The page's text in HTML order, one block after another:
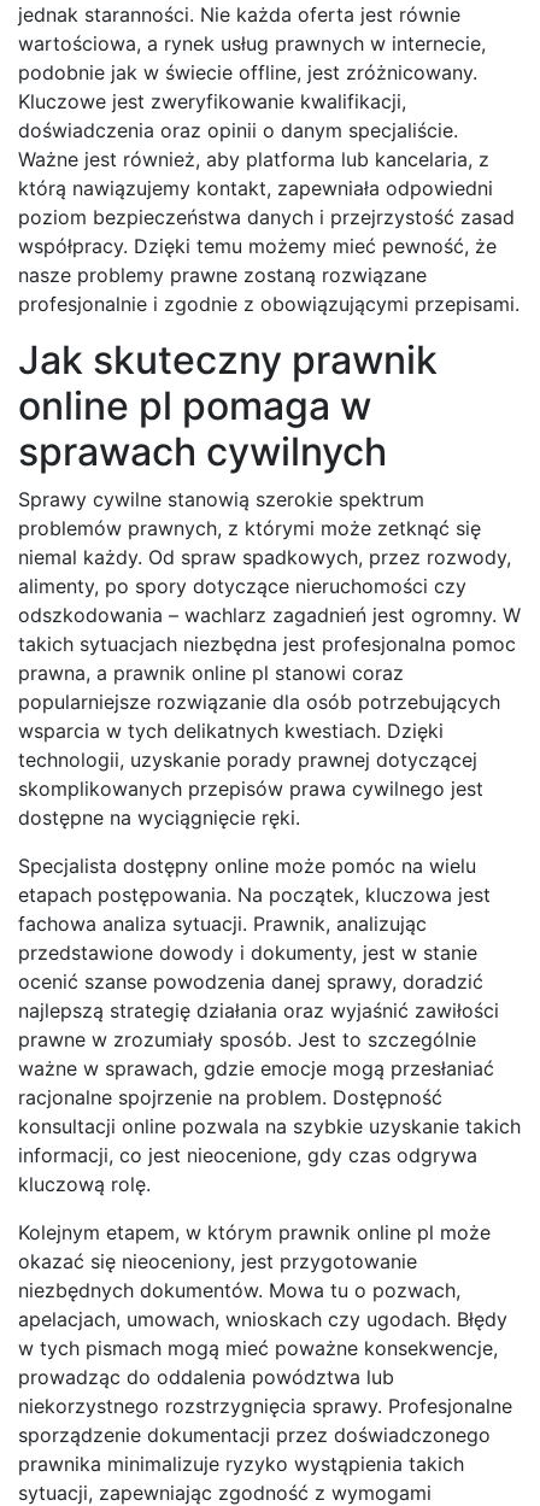
jednak staranności. Nie każda oferta jest równie
wartościowa, a rynek usług prawnych w internecie,
podobnie jak w świecie offline, jest zróżnicowany.
Kluczowe jest zweryfikowanie kwalifikacji,
doświadczenia oraz opinii o danym specjaliście.
Ważne jest również, aby platforma lub kancelaria, z
którą nawiązujemy kontakt, zapewniała odpowiedni
poziom bezpieczeństwa danych i przejrzystość zasad
współpracy. Dzięki temu możemy mieć pewność, że
nasze problemy prawne zostaną rozwiązane
profesjonalnie i zgodnie z obowiązującymi przepisami.
Jak skuteczny prawnik
online pl pomaga w
sprawach cywilnych
Sprawy cywilne stanowią szerokie spektrum
problemów prawnych, z którymi może zetknąć się
niemal każdy. Od spraw spadkowych, przez rozwody,
alimenty, po spory dotyczące nieruchomości czy
odszkodowania – wachlarz zagadnień jest ogromny. W
takich sytuacjach niezbędna jest profesjonalna pomoc
prawna, a prawnik online pl stanowi coraz
popularniejsze rozwiązanie dla osób potrzebujących
wsparcia w tych delikatnych kwestiach. Dzięki
technologii, uzyskanie porady prawnej dotyczącej
skomplikowanych przepisów prawa cywilnego jest
dostępne na wyciągnięcie ręki.
Specjalista dostępny online może pomóc na wielu
etapach postępowania. Na początek, kluczowa jest
fachowa analiza sytuacji. Prawnik, analizując
przedstawione dowody i dokumenty, jest w stanie
ocenić szanse powodzenia danej sprawy, doradzić
najlepszą strategię działania oraz wyjaśnić zawiłości
prawne w zrozumiały sposób. Jest to szczególnie
ważne w sprawach, gdzie emocje mogą przesłaniać
racjonalne spojrzenie na problem. Dostępność
konsultacji online pozwala na szybkie uzyskanie takich
informacji, co jest nieocenione, gdy czas odgrywa
kluczową rolę.
Kolejnym etapem, w którym prawnik online pl może
okazać się nieoceniony, jest przygotowanie
niezbędnych dokumentów. Mowa tu o pozwach,
apelacjach, umowach, wnioskach czy ugodach. Błędy
w tych pismach mogą mieć poważne konsekwencje,
prowadząc do oddalenia powództwa lub
niekorzystnego rozstrzygnięcia sprawy. Profesjonalne
sporządzenie dokumentacji przez doświadczonego
prawnika minimalizuje ryzyko wystąpienia takich
sytuacji, zapewniając zgodność z wymogami